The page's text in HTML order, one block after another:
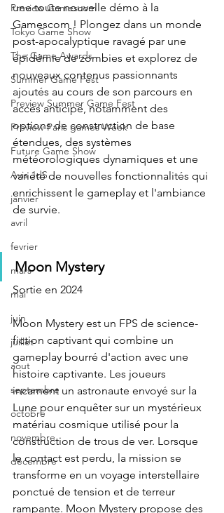
Preview Gamescom
Tokyo Game Show
The Game Awards
Summer Game Fest
Preview Summer Game Fest
Preview Paris games Week
Future Game Show
Avis JdS
janvier
avril
fevrier
mars
mai
juin
juillet
aout
septembre
octobre
novembre
décembre
une toute nouvelle démo à la
Gamescom ! Plongez dans un monde
post-apocalyptique ravagé par une
épidémie de zombies et explorez de
nouveaux contenus passionnants
ajoutés au cours de son parcours en
accès anticipé, notamment des
options de construction de base
étendues, des systèmes
météorologiques dynamiques et une
variété de nouvelles fonctionnalités qui
enrichissent le gameplay et l'ambiance
de survie.
Moon Mystery
Sortie en 2024
Moon Mystery est un FPS de science-
fiction captivant qui combine un
gameplay bourré d'action avec une
histoire captivante. Les joueurs
incarnent un astronaute envoyé sur la
Lune pour enquêter sur un mystérieux
matériau cosmique utilisé pour la
construction de trous de ver. Lorsque
le contact est perdu, la mission se
transforme en un voyage interstellaire
ponctué de tension et de terreur
rampante. Moon Mystery propose des